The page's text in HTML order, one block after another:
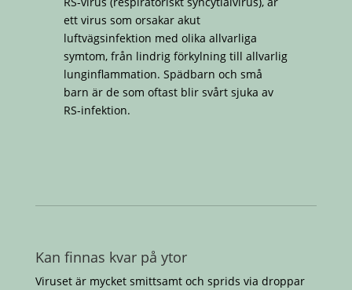
ett virus som orsakar akut
luftvägsinfektion med olika allvarliga
symtom, från lindrig förkylning till allvarlig
lunginflammation. Spädbarn och små
barn är de som oftast blir svårt sjuka av
RS-infektion.
Kan finnas kvar på ytor
Viruset är mycket smittsamt och sprids via droppar